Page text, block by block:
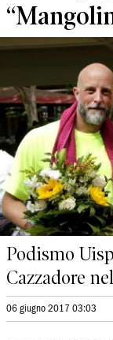
Podismo
Cazzadore
06 giugno 2017 03:03